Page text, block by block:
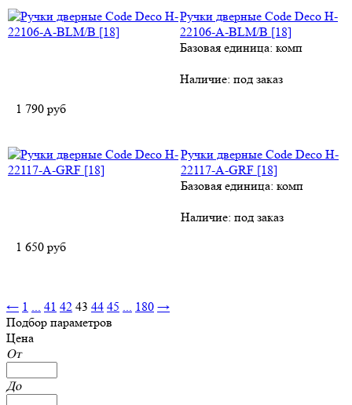
Ручки дверные Code Deco H-
22106-A-BLM/B [18]
Базовая единица: комп
Наличие: под заказ
1 790 руб
Ручки дверные Code Deco H-
22117-A-GRF [18]
Базовая единица: комп
Наличие: под заказ
1 650 руб
← 1 ... 41 42 43 44 45 ... 180 →
Подбор параметров
Цена
От
До